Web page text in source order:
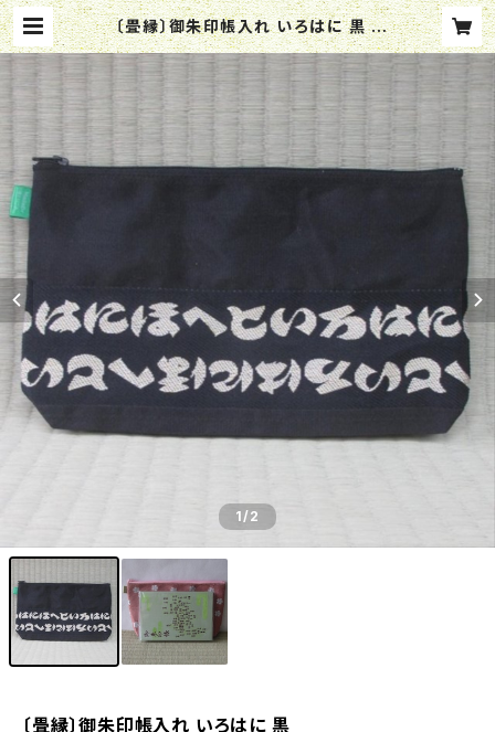
〔畳縁〕御朱印帳入れ いろはに 黒 |
畳の小物 すいじん
1/2
〔畳縁〕御朱印帳入れ いろはに 黒